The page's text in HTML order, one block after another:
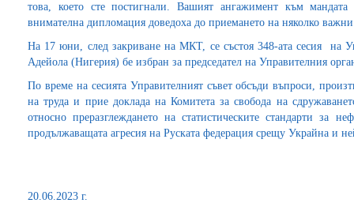
това, което сте постигнали. Вашият ангажимент към
внимателна дипломация доведоха до приемането на няколко
На 17 юни, след закриване на МКТ, се състоя 348-ата сесия на
Адейола (Нигерия) бе избран за председател на Управителния
По време на сесията Управителният съвет обсъди въпроси,
на труда и прие доклада на Комитета за свобода на
относно преразглеждането на статистическите стандарти за
продължаващата агресия на Руската федерация срещу Украйна и
20.06.2023 г.